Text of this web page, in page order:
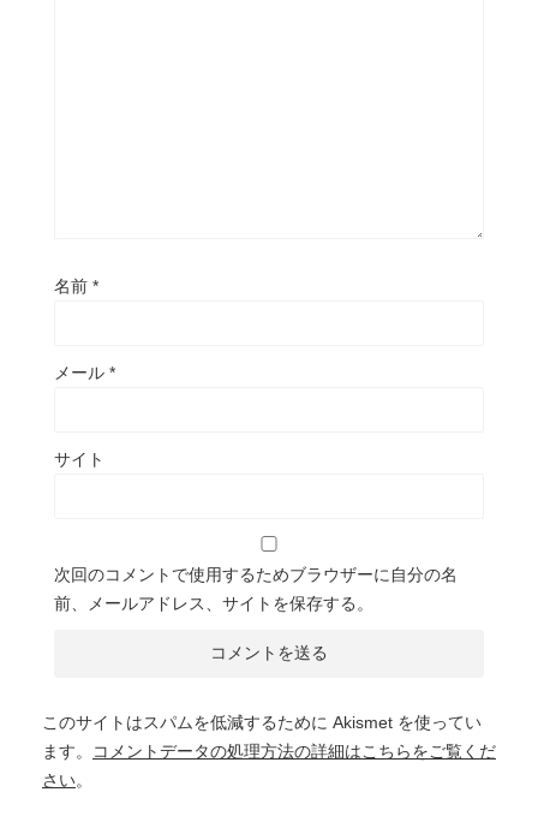
名前 *
メール *
サイト
次回のコメントで使用するためブラウザーに自分の名
前、メールアドレス、サイトを保存する。
このサイトはスパムを低減するために Akismet を使ってい
ます。
コメントデータの処理方法の詳細はこちらをご覧くだ
さい。